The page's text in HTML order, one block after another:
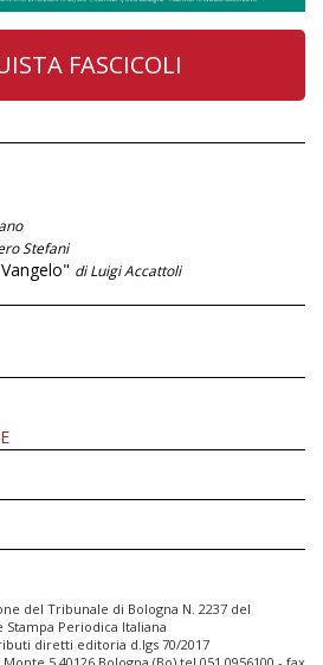
FASCICOLI
Stefani
di Luigi Accattoli
del Tribunale di Bologna N. 2237 del
Stampa Periodica Italiana
diretti editoria d.lgs 70/2017